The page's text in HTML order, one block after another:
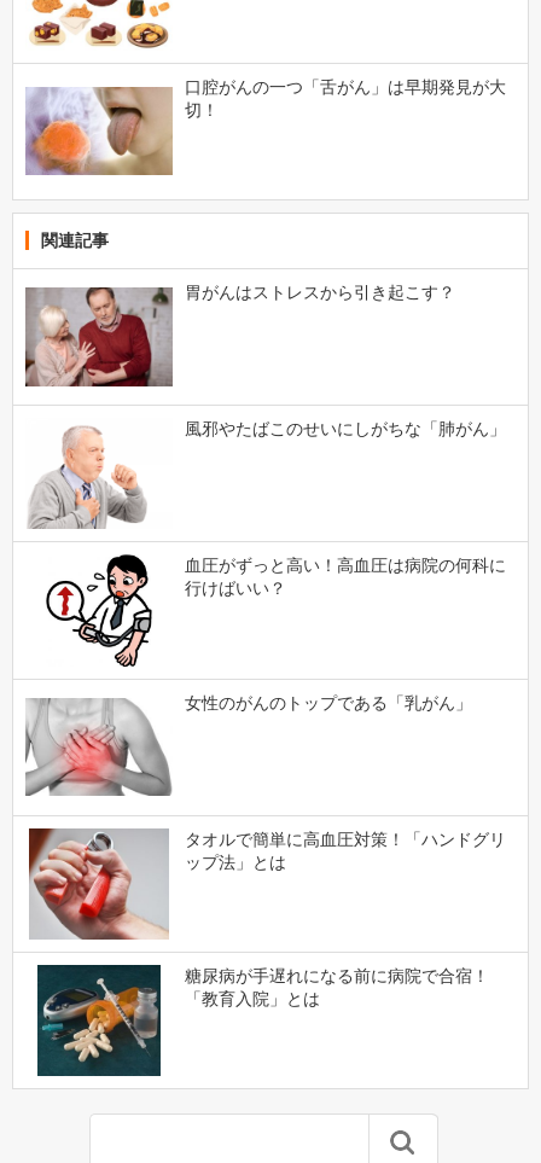
口腔がんの一つ「舌がん」は早期発見が大
切！
関連記事
胃がんはストレスから引き起こす？
風邪やたばこのせいにしがちな「肺がん」
血圧がずっと高い！高血圧は病院の何科に
行けばいい？
女性のがんのトップである「乳がん」
タオルで簡単に高血圧対策！「ハンドグリ
ップ法」とは
糖尿病が手遅れになる前に病院で合宿！
「教育入院」とは